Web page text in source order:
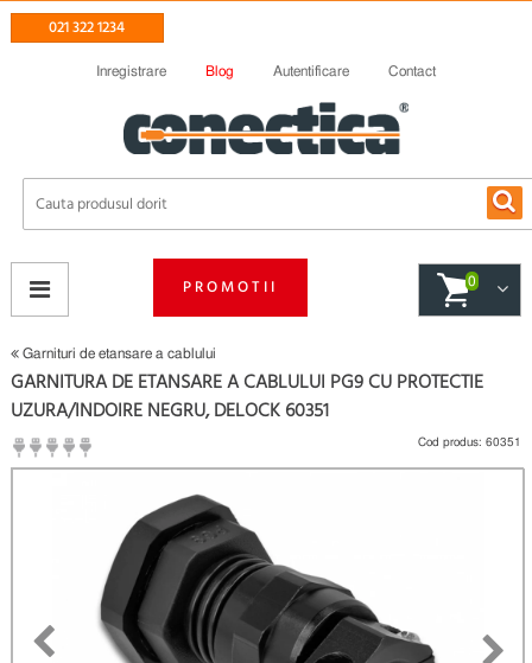
021 322 1234
Inregistrare Blog Autentificare Contact
PROMOTII 0
Garnituri de etansare a cablului
GARNITURA DE ETANSARE A CABLULUI PG9 CU PROTECTIE
UZURA/INDOIRE NEGRU, DELOCK 60351
(
Cod produs: 60351